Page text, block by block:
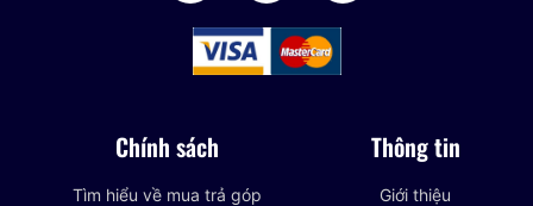
Chính sách
Tìm hiểu về mua trả góp
Thông tin
Giới thiệu